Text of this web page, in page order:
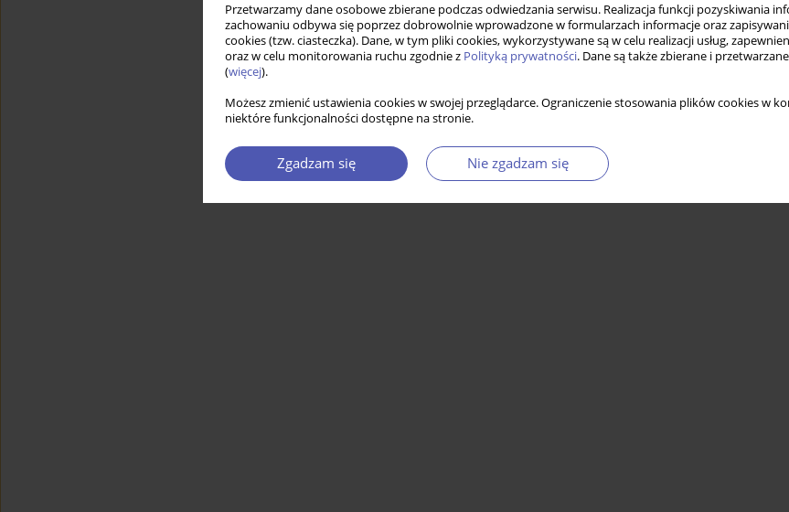
Przetwarzamy dane osobowe zbierane podczas odwiedzania serwisu. Realizacja funkcji pozyskiwania
zachowaniu odbywa się poprzez dobrowolnie wprowadzone w formularzach informacje oraz
cookies (tzw. ciasteczka). Dane, w tym pliki cookies, wykorzystywane są w celu realizacji usług,
oraz w celu monitorowania ruchu zgodnie z Polityką prywatności. Dane są także zbierane i
(więcej).
Możesz zmienić ustawienia cookies w swojej przeglądarce. Ograniczenie stosowania plików cookies w
niektóre funkcjonalności dostępne na stronie.
Zgadzam się Nie zgadzam się